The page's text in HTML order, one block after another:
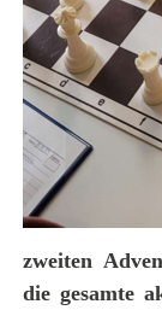
zweiten
die gesamte